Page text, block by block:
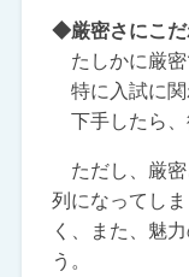
◆厳密さにこ
たしかに厳密
特に入試に関
下手したら、
ただし、厳密
列になってし
く、また、魅
う。